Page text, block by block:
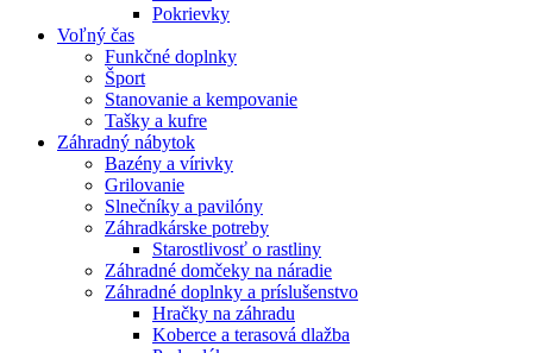
Pokrievky
Voľný čas
Funkčné doplnky
Šport
Stanovanie a kempovanie
Tašky a kufre
Záhradný nábytok
Bazény a vírivky
Grilovanie
Slnečníky a pavilóny
Záhradkárske potreby
Starostlivosť o rastliny
Záhradné domčeky na náradie
Záhradné doplnky a príslušenstvo
Hračky na záhradu
Koberce a terasová dlažba